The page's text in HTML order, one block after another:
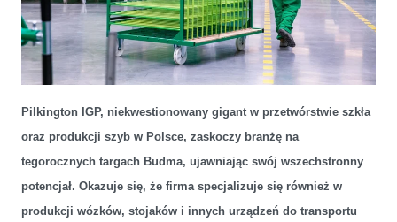
i regały do transportu i magazynowania szkła
Pilkington IGP, niekwestionowany gigant w przetwórstwie szkła
oraz produkcji szyb w Polsce, zaskoczy branżę na
tegorocznych targach Budma, ujawniając swój wszechstronny
potencjał. Okazuje się, że firma specjalizuje się również w
produkcji wózków, stojaków i innych urządzeń do transportu